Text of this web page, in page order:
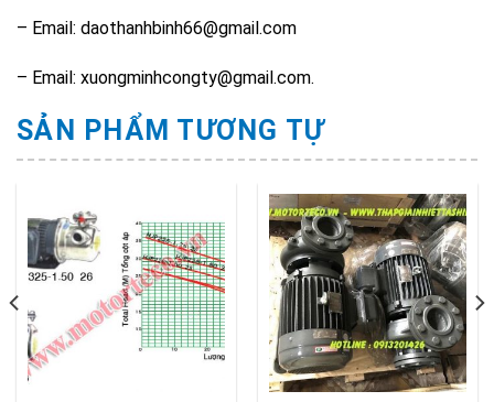
– Email: daothanhbinh66@gmail.com
– Email: xuongminhcongty@gmail.com.
SẢN PHẨM TƯƠNG TỰ